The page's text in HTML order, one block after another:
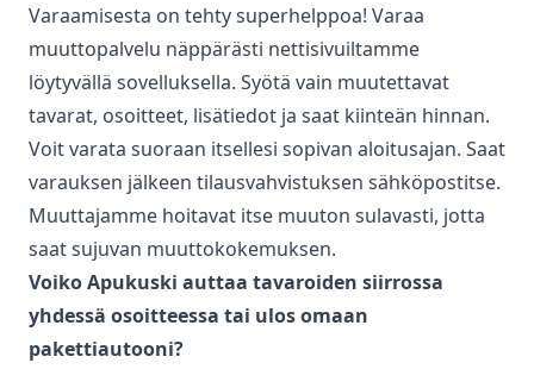
Varaamisesta on tehty superhelppoa! Varaa
muuttopalvelu näppärästi nettisivuiltamme
löytyvällä sovelluksella. Syötä vain muutettavat
tavarat, osoitteet, lisätiedot ja saat kiinteän hinnan.
Voit varata suoraan itsellesi sopivan aloitusajan. Saat
varauksen jälkeen tilausvahvistuksen sähköpostitse.
Muuttajamme hoitavat itse muuton sulavasti, jotta
saat sujuvan muuttokokemuksen.
Voiko Apukuski auttaa tavaroiden siirrossa
yhdessä osoitteessa tai ulos omaan
pakettiautooni?